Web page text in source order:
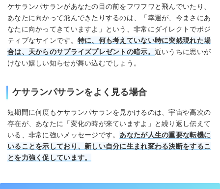
ケサランパサランがあなたの目の前をフワフワと飛んでいたり、
あなたに向かって飛んできたりするのは、「幸運が、今まさにあ
なたに向かってきていますよ」という、非常にダイレクトでポジ
ティブなサインです。 特に、何も考えていない時に突然現れた場
合は、天からのサプライズプレゼントの暗示。 近いうちに思いが
けない嬉しい知らせが舞い込むでしょう。
ケサランパサランをよく見る場合
短期間に何度もケサランパサランを見かけるのは、宇宙や高次の
存在が、あなたに「変化の時が来ていますよ」と繰り返し伝えて
いる、非常に強いメッセージです。あなたが人生の重要な転機に
いることを示しており、新しい自分に生まれ変わる決断をするこ
とを力強く促しています。